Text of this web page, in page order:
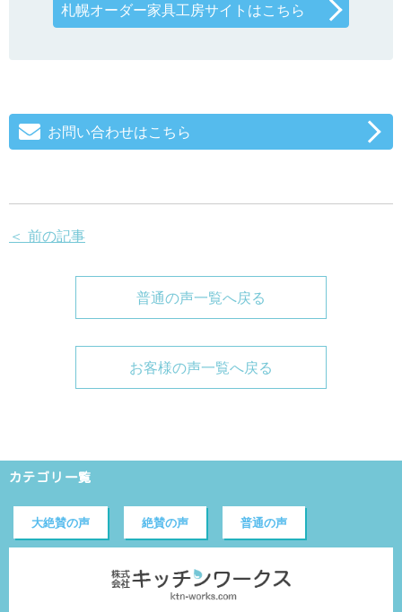
札幌オーダー家具工房サイトはこちら
お問い合わせはこちら
＜ 前の記事
普通の声一覧へ戻る
お客様の声一覧へ戻る
カテゴリ一覧
大絶賛の声 絶賛の声 普通の声